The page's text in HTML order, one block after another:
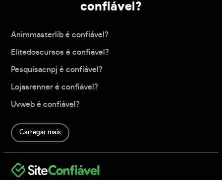
confiável?
Animmasterlib é confiável?
Elitedoscursos é confiável?
Pesquisacnpj é confiável?
Lojasrenner é confiável?
Uvweb é confiável?
Carregar mais